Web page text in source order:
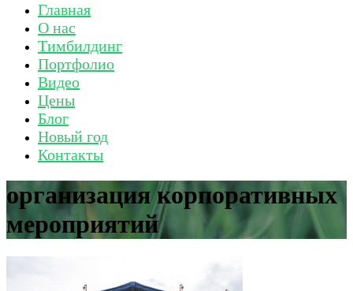
Главная
О нас
Тимбилдинг
Портфолио
Видео
Цены
Блог
Новый год
Контакты
организация корпоративных
мероприятий